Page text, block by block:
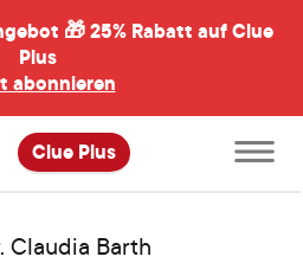
🎁25% Rabatt auf Clue
Plus
abonnieren
Clue Plus
öffnen
Claudia Barth